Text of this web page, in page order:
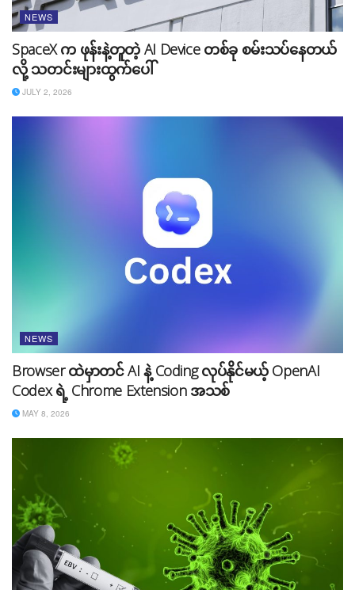
Source: TechCrunch
Tags: Games
NEWS
SpaceX က ဖုန်းနဲ့တူတဲ့ AI Device တစ်ခု စမ်းသပ်နေတယ်
လို့ သတင်းများထွက်ပေါ်
JULY 2, 2026
NEWS
Browser ထဲမှာတင် AI နဲ့ Coding လုပ်နိုင်မယ့် OpenAI
Codex ရဲ့ Chrome Extension အသစ်
MAY 8, 2026